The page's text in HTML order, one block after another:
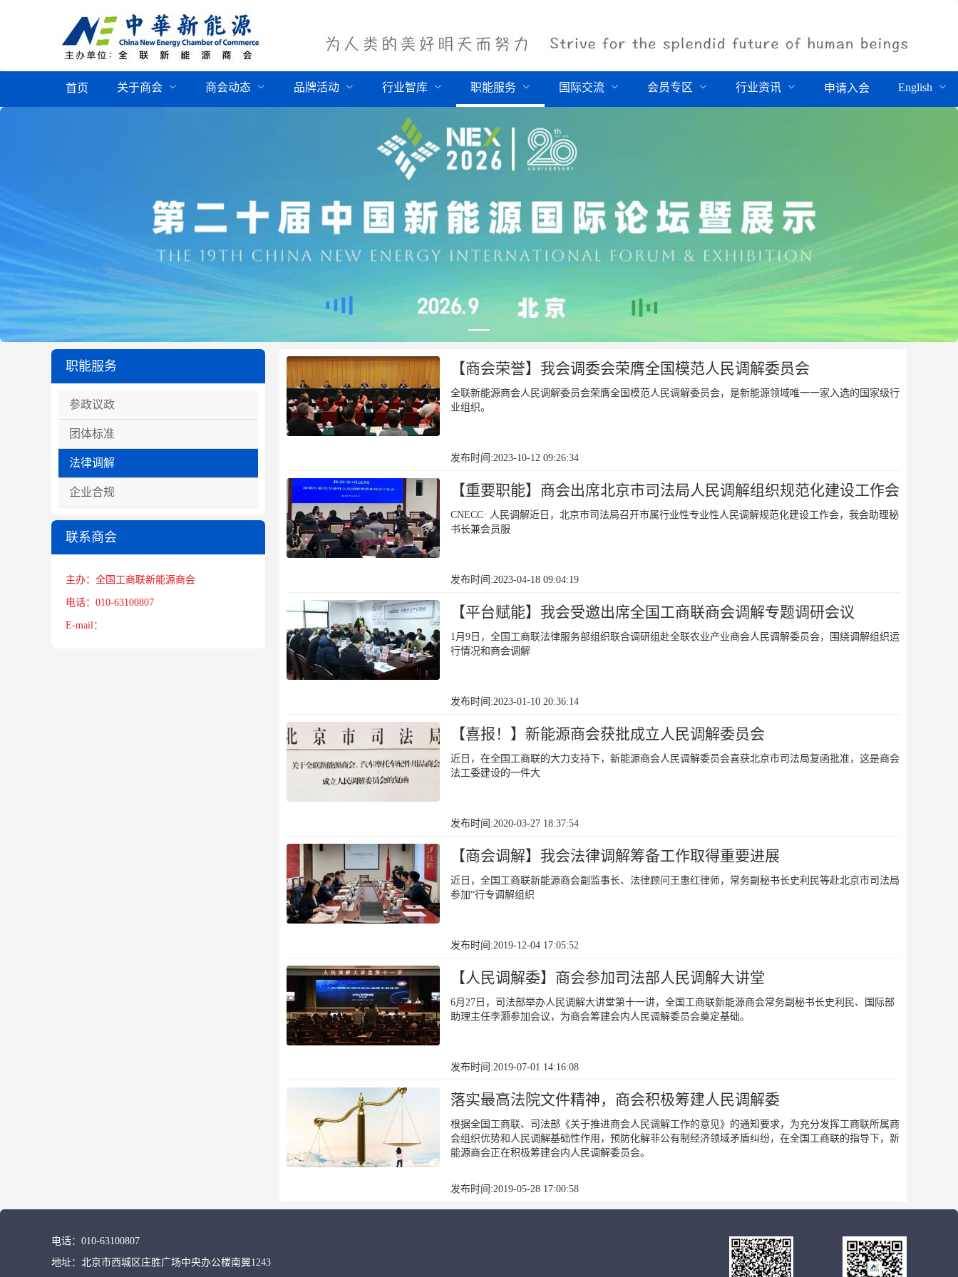
首页 关于商会 商会动态 品牌活动 行业智库 职能服务 国际交流 会员专区 行业资讯 申请入会 English
职能服务
参政议政
团体标准
法律调解
企业合规
联系商会
主办：全国工商联新能源商会
电话：010-63100807
E-mail：
【商会荣誉】我会调委会荣膺全国模范人民调解委员会
全联新能源商会人民调解委员会荣膺全国模范人民调解委员会，是新能源领域唯一一家入选的国家级行
业组织。
发布时间:2023-10-12 09:26:34
【重要职能】商会出席北京市司法局人民调解组织规范化建设工作会
CNECC· 人民调解近日，北京市司法局召开市属行业性专业性人民调解规范化建设工作会，我会助理秘
书长兼会员服
发布时间:2023-04-18 09:04:19
【平台赋能】我会受邀出席全国工商联商会调解专题调研会议
1月9日，全国工商联法律服务部组织联合调研组赴全联农业产业商会人民调解委员会，围绕调解组织运
行情况和商会调解
发布时间:2023-01-10 20:36:14
【喜报！】新能源商会获批成立人民调解委员会
近日，在全国工商联的大力支持下，新能源商会人民调解委员会喜获北京市司法局复函批准，这是商会
法工委建设的一件大
发布时间:2020-03-27 18:37:54
【商会调解】我会法律调解筹备工作取得重要进展
近日，全国工商联新能源商会副监事长、法律顾问王惠红律师，常务副秘书长史利民等赴北京市司法局
参加“行专调解组织
发布时间:2019-12-04 17:05:52
【人民调解委】商会参加司法部人民调解大讲堂
6月27日，司法部举办人民调解大讲堂第十一讲，全国工商联新能源商会常务副秘书长史利民、国际部
助理主任李灏参加会议，为商会筹建会内人民调解委员会奠定基础。
发布时间:2019-07-01 14:16:08
落实最高法院文件精神，商会积极筹建人民调解委
根据全国工商联、司法部《关于推进商会人民调解工作的意见》的通知要求，为充分发挥工商联所属商
会组织优势和人民调解基础性作用，预防化解非公有制经济领域矛盾纠纷，在全国工商联的指导下，新
能源商会正在积极筹建会内人民调解委员会。
发布时间:2019-05-28 17:00:58
电话： 010-63100807
地址： 北京市西城区庄胜广场中央办公楼南翼1243